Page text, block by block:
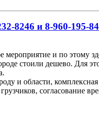
8246 и 8-960-195-
и по этому
стоили дешево. Для
и области,
согласование